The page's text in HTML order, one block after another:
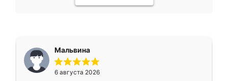
Мальвина
6 августа 2026